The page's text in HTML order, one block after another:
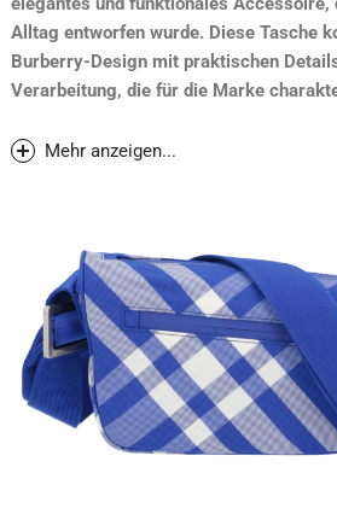
Alltag entworfen wurde. Diese Tasche
Burberry-Design mit praktischen
Verarbeitung, die für die Marke
Neupreis Herbst 2023: CHF 1150.-
Mehr anzeigen...